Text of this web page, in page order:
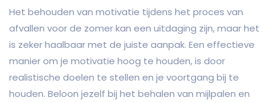
Het behouden van motivatie tijdens het proces van
afvallen voor de zomer kan een uitdaging zijn, maar het
is zeker haalbaar met de juiste aanpak. Een effectieve
manier om je motivatie hoog te houden, is door
realistische doelen te stellen en je voortgang bij te
houden. Beloon jezelf bij het behalen van mijlpalen en